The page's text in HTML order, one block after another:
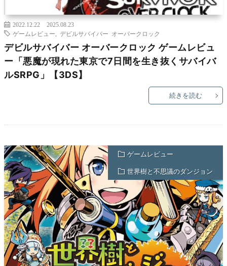
2022.12.22
2025.08.23
ゲームレビュー
デビルサバイバー オーバークロック
デビルサバイバー オーバークロック ゲームレビュ
ー「悪魔が現れた東京で7日間を生き抜くサバイバ
ルSRPG」【3DS】
続きを読む
ゲームレビュー
世界樹と不思議のダンジョン